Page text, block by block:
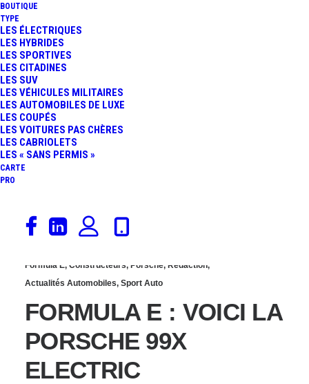
BOUTIQUE
TYPE
LES ÉLECTRIQUES
LES HYBRIDES
LES SPORTIVES
LES CITADINES
LES SUV
LES VÉHICULES MILITAIRES
LES AUTOMOBILES DE LUXE
LES COUPÉS
LES VOITURES PAS CHÈRES
LES CABRIOLETS
LES « SANS PERMIS »
CARTE
PRO
FORMULA E : UNE
LIVRÉE AGRESSIVE
POUR L’AUDI E-TRON
FE06
Formula E, Constructeurs, Porsche, Rédaction,
Actualités Automobiles, Sport Auto
FORMULA E : VOICI LA
PORSCHE 99X
ELECTRIC